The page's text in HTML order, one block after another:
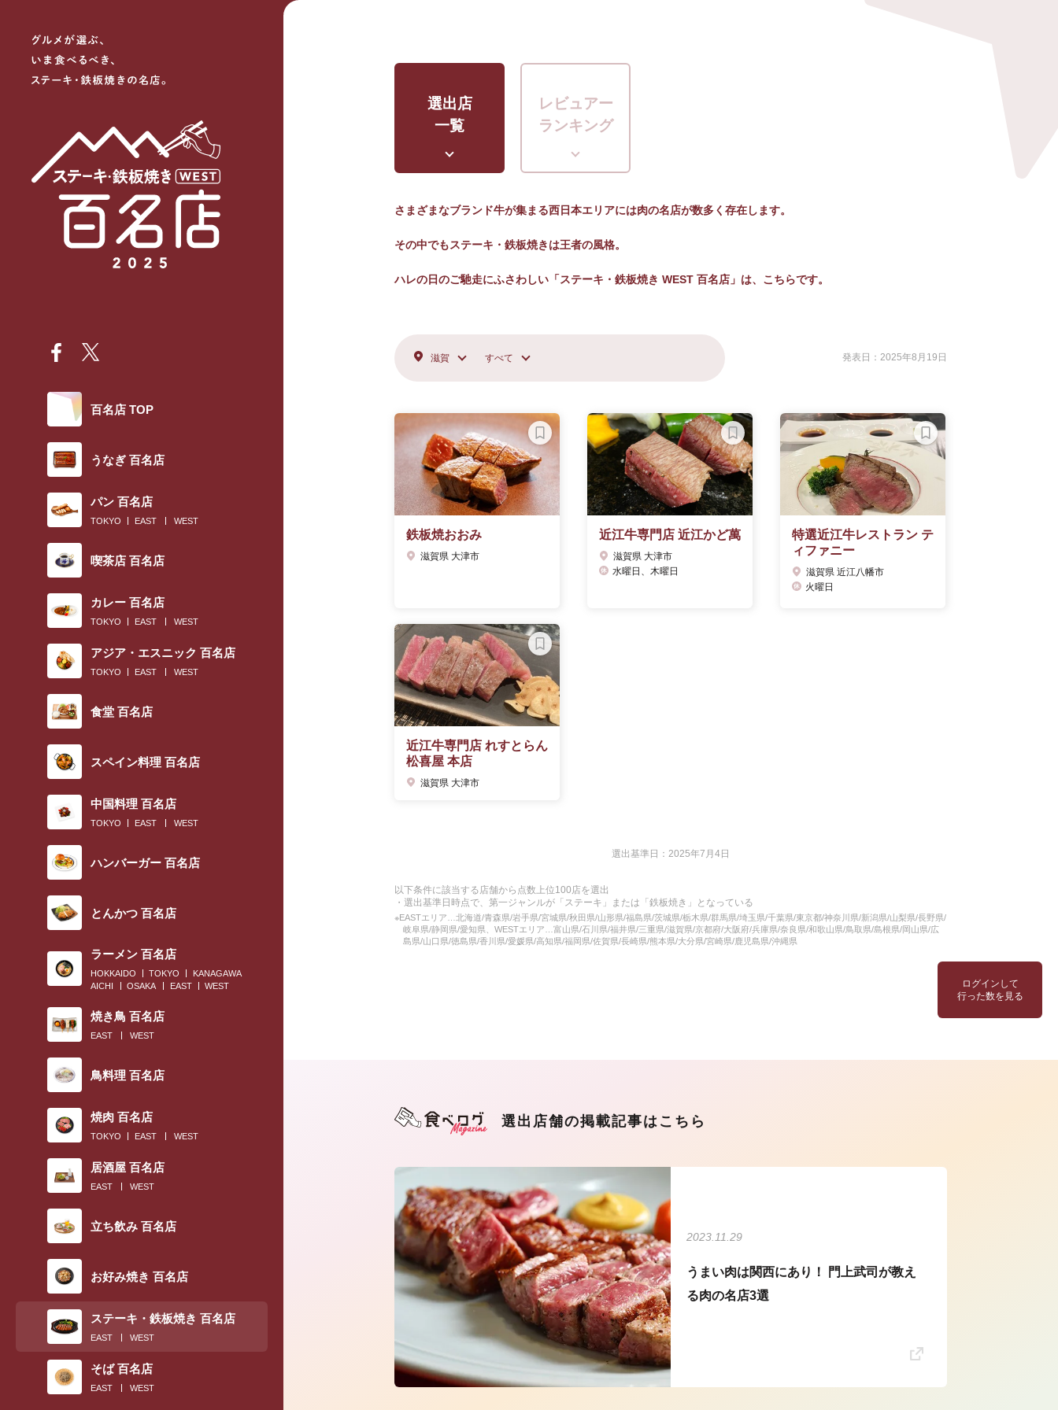
百名店 TOP
うなぎ 百名店
パン 百名店
TOKYO EAST WEST
喫茶店 百名店
カレー 百名店
TOKYO EAST WEST
アジア・エスニック 百名店
TOKYO EAST WEST
食堂 百名店
スペイン料理 百名店
中国料理 百名店
TOKYO EAST WEST
ハンバーガー 百名店
とんかつ 百名店
ラーメン 百名店
HOKKAIDO TOKYO
KANAGAWA
AICHI
OSAKA EAST WEST
焼き鳥 百名店
EAST WEST
鳥料理 百名店
焼肉 百名店
TOKYO EAST WEST
居酒屋 百名店
EAST WEST
立ち飲み 百名店
お好み焼き 百名店
ステーキ・鉄板焼き 百名店
EAST WEST
そば 百名店
EAST WEST
選出店
一覧
レビュアー
ランキング
さまざまなブランド牛が集まる西日本エリアには肉の名店が数多く存在します。
その中でもステーキ・鉄板焼きは王者の風格。
ハレの日のご馳走にふさわしい「ステーキ・鉄板焼き WEST 百名店」は、こちらです。
滋賀 すべて 発表日：2025年8月19日
鉄板焼おおみ
滋賀県 大津市
近江牛専門店 近江かど萬
滋賀県 大津市
水曜日、木曜日
特選近江牛レストラン テ
ィファニー
滋賀県 近江八幡市
火曜日
近江牛専門店 れすとらん
松喜屋 本店
滋賀県 大津市
選出基準日：2025年7月4日
以下条件に該当する店舗から点数上位100店を選出
・選出基準日時点で、第一ジャンルが「ステーキ」または「鉄板焼き」となっている
※EASTエリア…北海道/青森県/岩手県/宮城県/秋田県/山形県/福島県/茨城県/栃木県/群馬県/埼玉県/千葉県/東京都/神奈川県/新潟県/山梨県/長野県/
岐阜県/静岡県/愛知県、WESTエリア…富山県/石川県/福井県/三重県/滋賀県/京都府/大阪府/兵庫県/奈良県/和歌山県/鳥取県/島根県/岡山県/広
島県/山口県/徳島県/香川県/愛媛県/高知県/福岡県/佐賀県/長崎県/熊本県/大分県/宮崎県/鹿児島県/沖縄県
ログインして
行った数を見る
選出店舗の掲載記事はこちら
2023.11.29
うまい肉は関西にあり！ 門上武司が教え
る肉の名店3選